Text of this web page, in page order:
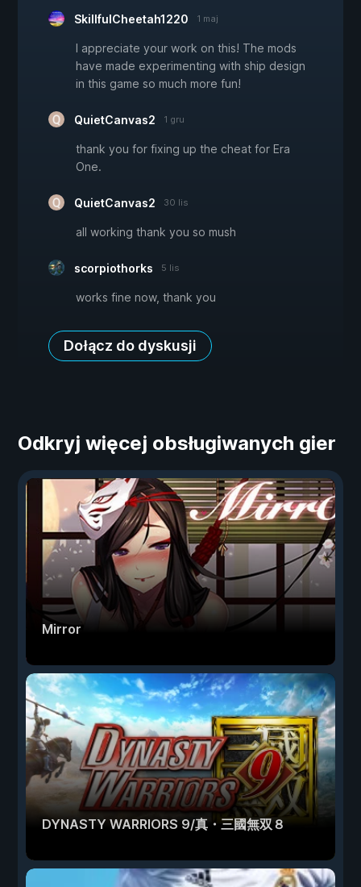
SkillfulCheetah1220 1 maj
I appreciate your work on this! The mods
have made experimenting with ship design
in this game so much more fun!
QuietCanvas2 1 gru
thank you for fixing up the cheat for Era
One.
QuietCanvas2 30 lis
all working thank you so mush
scorpiothorks 5 lis
works fine now, thank you
Dołącz do dyskusji
Odkryj więcej obsługiwanych gier
Mirror
DYNASTY WARRIORS 9/真・三國無双８